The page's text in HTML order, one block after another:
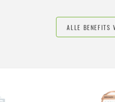
ALLE BENEFITS